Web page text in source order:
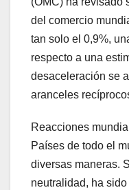
del comercio
tan solo el 0,9%,
respecto a una
desaceleración se
aranceles
Reacciones
Países de todo el
diversas maneras.
neutralidad, ha